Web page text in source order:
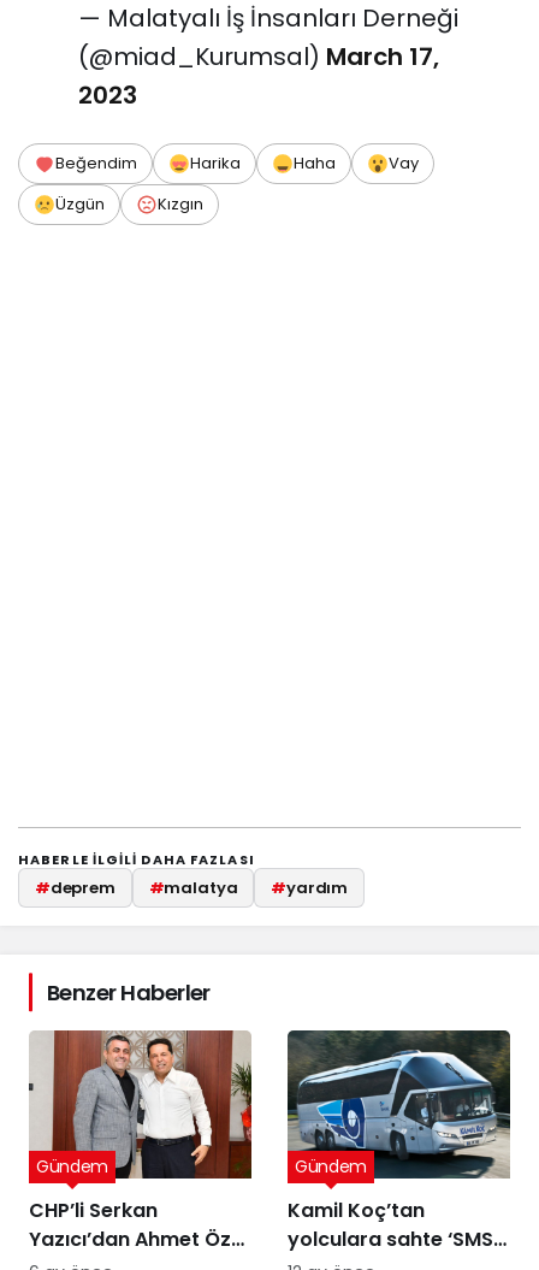
— Malatyalı İş İnsanları Derneği
(@miad_Kurumsal) March 17,
2023
Beğendim Harika Haha
Vay
Üzgün
Kızgın
HABERLE ILGILI DAHA FAZLASI
#deprem #malatya #yardım
Benzer Haberler
CHP’li Serkan
Yazıcı’dan Ahmet Özer
Gündem
Kamil Koç’tan
yolculara sahte ‘SMS’
Gündem